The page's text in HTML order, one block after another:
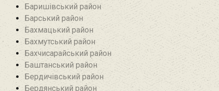
Баришівський район
Барський район
Бахмацький район
Бахмутський район
Бахчисарайський район
Баштанський район
Бердичівський район
Бердянський район